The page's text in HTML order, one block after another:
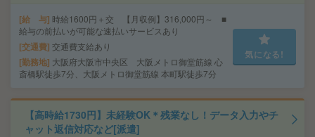
給 与 時給1600円＋交 【月収例】316,000円～ ■
給与の前払いが可能な速払いサービスあり
交通費 交通費支給あり
勤務地 大阪府大阪市中央区 大阪メトロ御堂筋線 心
斎橋駅徒歩7分、大阪メトロ御堂筋線 本町駅徒歩7分
気になる!
【高時給1730円】未経験OK＊残業なし！データ入力やチ
ャット返信対応など[派遣]